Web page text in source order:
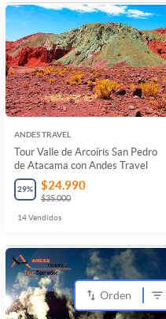
ANDES TRAVEL
Tour Valle de Arcoíris San Pedro
de Atacama con Andes Travel
29% $24.990
$35.000
14Vendidos
Orden